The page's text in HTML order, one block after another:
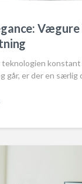
teknologien konstant
går, er der en særlig